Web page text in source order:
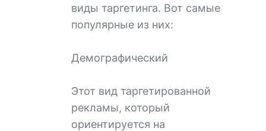
виды таргетинга. Вот самые
популярные из них:
Демографический
Этот вид таргетированной
рекламы, который
ориентируется на